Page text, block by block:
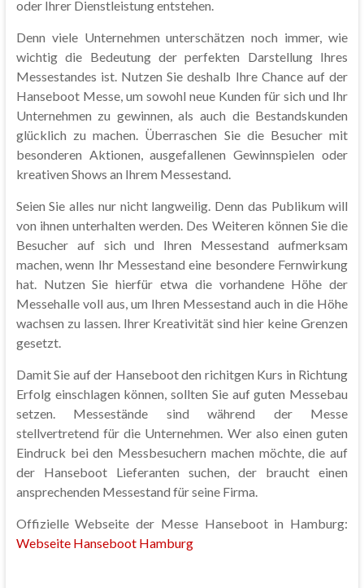
oder Ihrer Dienstleistung entstehen.
Denn viele Unternehmen unterschätzen noch immer, wie
wichtig die Bedeutung der perfekten Darstellung Ihres
Messestandes ist. Nutzen Sie deshalb Ihre Chance auf der
Hanseboot Messe, um sowohl neue Kunden für sich und Ihr
Unternehmen zu gewinnen, als auch die Bestandskunden
glücklich zu machen. Überraschen Sie die Besucher mit
besonderen Aktionen, ausgefallenen Gewinnspielen oder
kreativen Shows an Ihrem Messestand.
Seien Sie alles nur nicht langweilig. Denn das Publikum will
von ihnen unterhalten werden. Des Weiteren können Sie die
Besucher auf sich und Ihren Messestand aufmerksam
machen, wenn Ihr Messestand eine besondere Fernwirkung
hat. Nutzen Sie hierfür etwa die vorhandene Höhe der
Messehalle voll aus, um Ihren Messestand auch in die Höhe
wachsen zu lassen. Ihrer Kreativität sind hier keine Grenzen
gesetzt.
Damit Sie auf der Hanseboot den richitgen Kurs in Richtung
Erfolg einschlagen können, sollten Sie auf guten Messebau
setzen. Messestände sind während der Messe
stellvertretend für die Unternehmen. Wer also einen guten
Eindruck bei den Messbesuchern machen möchte, die auf
der Hanseboot Lieferanten suchen, der braucht einen
ansprechenden Messestand für seine Firma.
Offizielle Webseite der Messe Hanseboot in Hamburg:
Webseite Hanseboot Hamburg